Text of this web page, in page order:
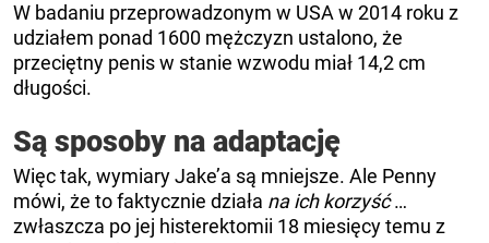
W badaniu przeprowadzonym w USA w 2014 roku z
udziałem ponad 1600 mężczyzn ustalono, że
przeciętny penis w stanie wzwodu miał 14,2 cm
długości.
Są sposoby na adaptację
Więc tak, wymiary Jake’a są mniejsze. Ale Penny
mówi, że to faktycznie działa na ich korzyść…
zwłaszcza po jej histerektomii 18 miesięcy temu z